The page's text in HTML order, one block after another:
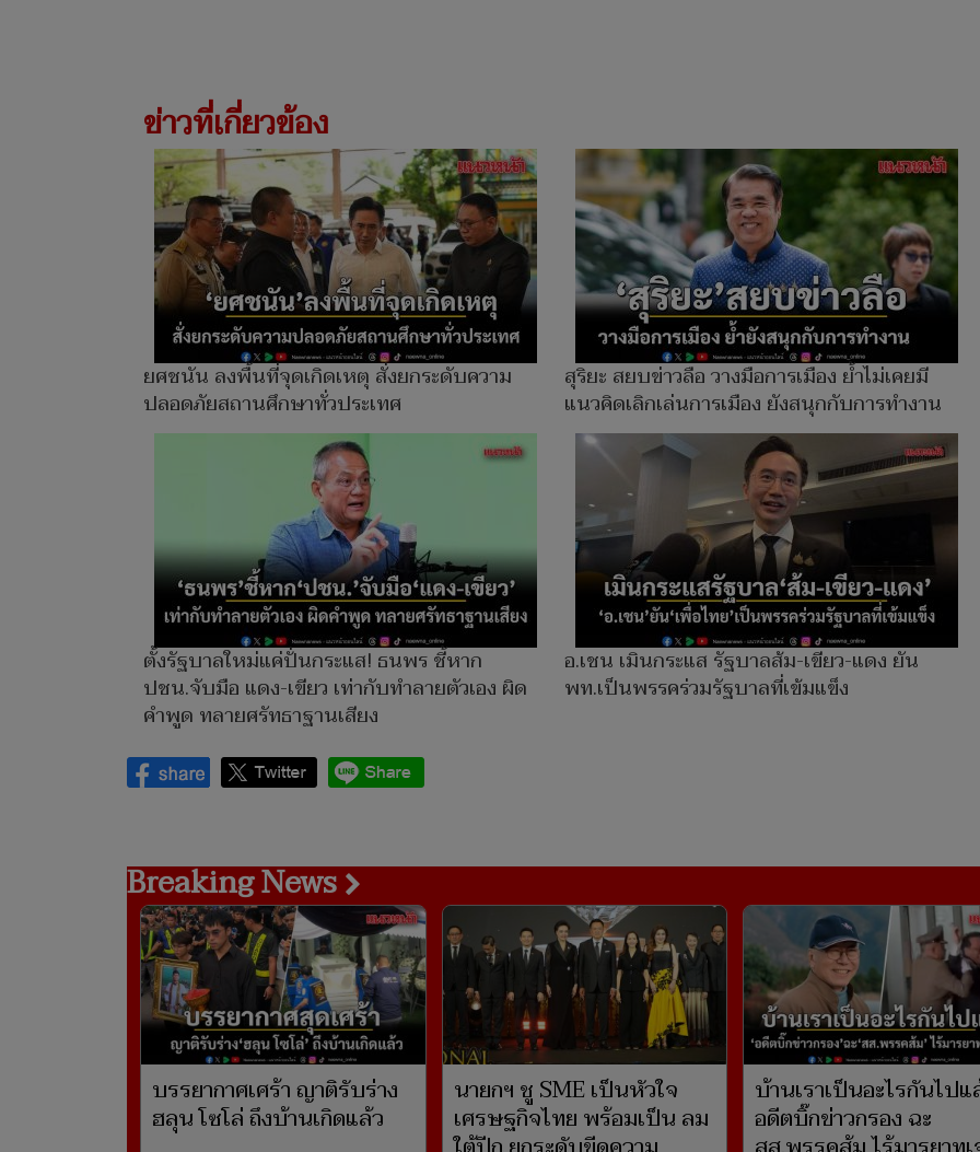
ข่าวที่เกี่ยวข้อง
ยศชนัน ลงพื้นที่จุดเกิดเหตุ สั่งยกระดับความ
ปลอดภัยสถานศึกษาทั่วประเทศ
สุริยะ สยบข่าวลือ วางมือการเมือง ย้ำไม่เคยมี
แนวคิดเลิกเล่นการเมือง ยังสนุกกับการทำงาน
ตั้งรัฐบาลใหม่แค่ปั่นกระแส! ธนพร ชี้หาก
ปชน.จับมือ แดง-เขียว เท่ากับทำลายตัวเอง ผิด
คำพูด ทลายศรัทธาฐานเสียง
อ.เชน เมินกระแส รัฐบาลส้ม-เขียว-แดง ยัน
พท.เป็นพรรคร่วมรัฐบาลที่เข้มแข็ง
Breaking News
บรรยากาศเศร้า ญาติรับร่าง
ฮลุน โซโล่ ถึงบ้านเกิดแล้ว
นายกฯ ชู SME เป็นหัวใจ
เศรษฐกิจไทย พร้อมเป็น ลม
บ้านเราเป็นอะไรกันไป
อดีตบิ๊กข่าวกรอง ฉะ